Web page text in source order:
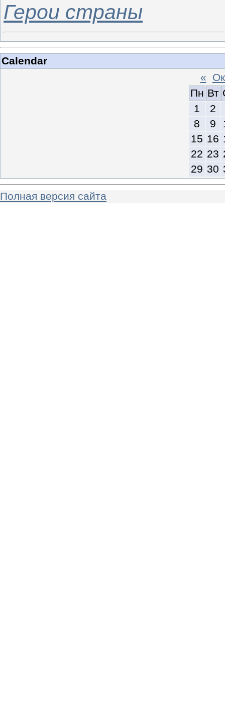
Герои страны
Calendar
«
Пн Вт
1
2
8
9
15 16
22 23
29 30
Полная версия сайта